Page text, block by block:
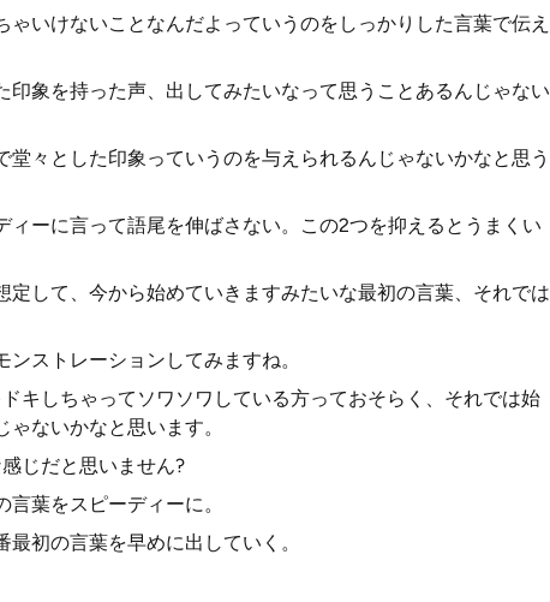
いけないことなんだよっていうのをしっかりした言葉で伝え
象を持った声、出してみたいなって思うことあるんじゃない
々とした印象っていうのを与えられるんじゃないかなと思う
ーに言って語尾を伸ばさない。この2つを抑えるとうまくい
して、今から始めていきますみたいな最初の言葉、それでは
ストレーションしてみますね。
キしちゃってソワソワしている方っておそらく、それでは始
ないかなと思います。
じだと思いません?
葉をスピーディーに。
初の言葉を早めに出していく。